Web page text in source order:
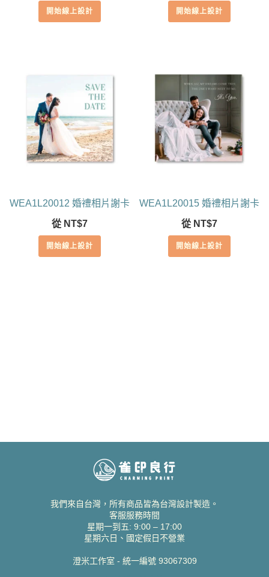
開始線上設計 開始線上設計
WEA1L20012 婚禮相片謝卡
從 NT$7
開始線上設計
WEA1L20015 婚禮相片謝卡
從 NT$7
開始線上設計
我們來自台灣，所有商品皆為台灣設計製造。
客服服務時間
星期一到五: 9:00 – 17:00
星期六日、國定假日不營業
澄米工作室 - 統一編號 93067309